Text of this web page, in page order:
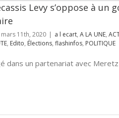
Levy s’oppose à un
mars 11th, 2020 | a l ecart, A LA UNE,
, Edito, Élections, flashinfos, POLITIQUE
dans un partenariat avec